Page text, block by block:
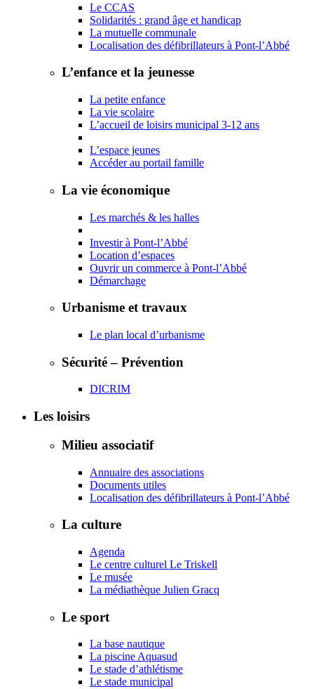
Le CCAS
Solidarités : grand âge et handicap
La mutuelle communale
Localisation des défibrillateurs à Pont-l’Abbé
L’enfance et la jeunesse
La petite enfance
La vie scolaire
L’accueil de loisirs municipal 3-12 ans
L’espace jeunes
Accéder au portail famille
La vie économique
Les marchés & les halles
Investir à Pont-l’Abbé
Location d’espaces
Ouvrir un commerce à Pont-l’Abbé
Démarchage
Urbanisme et travaux
Le plan local d’urbanisme
Sécurité – Prévention
DICRIM
Les loisirs
Milieu associatif
Annuaire des associations
Documents utiles
Localisation des défibrillateurs à Pont-l’Abbé
La culture
Agenda
Le centre culturel Le Triskell
Le musée
La médiathèque Julien Gracq
Le sport
La base nautique
La piscine Aquasud
Le stade d’athlétisme
Le stade municipal